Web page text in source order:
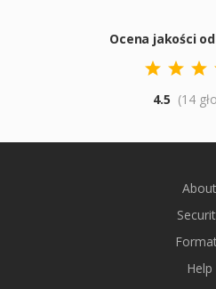
Ocena jakości od
4.5 (14
About
Help